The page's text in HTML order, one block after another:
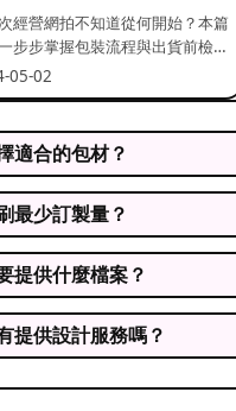
經營網拍不知道從何開始？本篇
步步掌握包裝流程與出貨前檢查
05-02
適合的包材？
最少訂製量？
提供什麼檔案？
提供設計服務嗎？